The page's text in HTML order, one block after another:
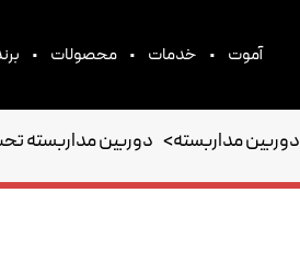
آموت • خدمات • محصولات •
دوربین مداربسته> دوربین مداربسته